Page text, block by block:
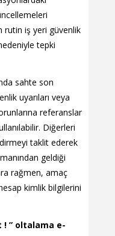
rutin iş yeri güvenlik
tepki
sahte son
uyarıları veya
referanslar
Diğerleri
taklit ederek
geldiği
rağmen, amaç
kimlik bilgilerini
! ” oltalama e-